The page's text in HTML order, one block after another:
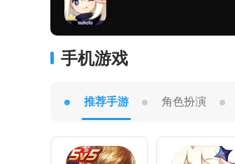
手机游戏
推荐手游 角色扮演